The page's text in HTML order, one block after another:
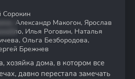
Сорокин
Александр Макогон, Ярослав
Илья Роговин, Наталья
Ольга Безбородова,
Брежнев
хозяйка дома, в котором все
давно перестала замечать